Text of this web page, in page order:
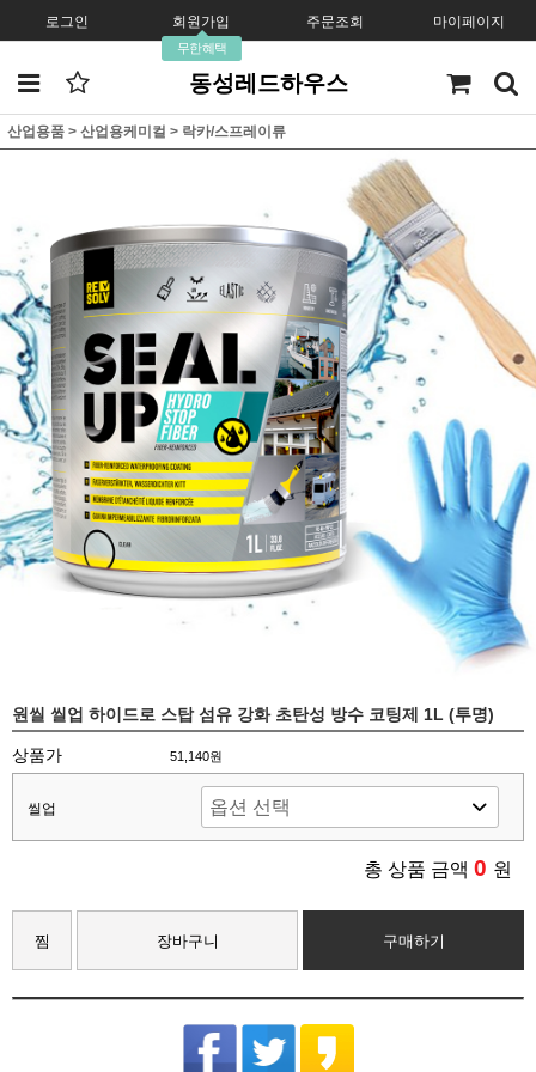
로그인 회원가입
무한혜택
주문조회 마이페이지
동성레드하우스
산업용품 > 산업용케미컬 > 락카/스프레이류
원씰 씰업 하이드로 스탑 섬유 강화 초탄성 방수 코팅제 1L (투명)
상품가 51,140원
씰업
총 상품 금액 0 원
찜 장바구니 구매하기